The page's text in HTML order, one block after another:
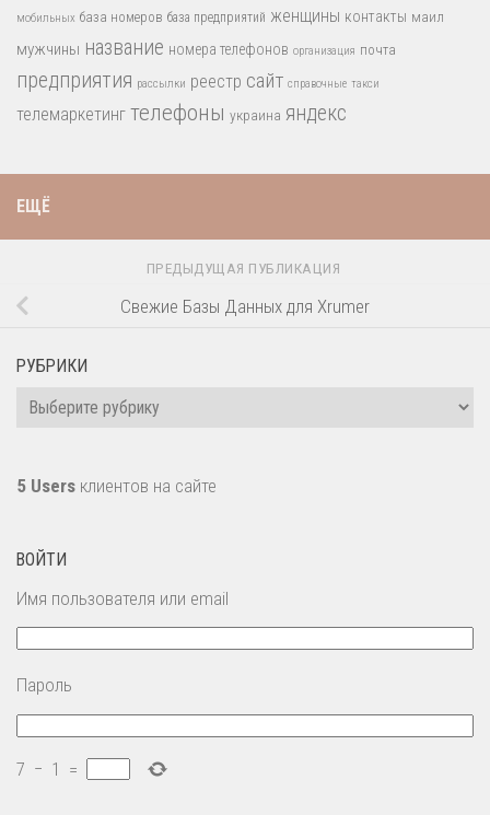
мобильных база номеров база предприятий женщины контакты маил
мужчины название номера телефонов организация почта
предприятия рассылки реестр сайт справочные такси
телемаркетинг телефоны украина яндекс
ЕЩЁ
ПРЕДЫДУЩАЯ ПУБЛИКАЦИЯ
Свежие Базы Данных для Xrumer
РУБРИКИ
Рубрики
5 Users клиентов на сайте
ВОЙТИ
Имя пользователя или email
Пароль
7 − 1 =